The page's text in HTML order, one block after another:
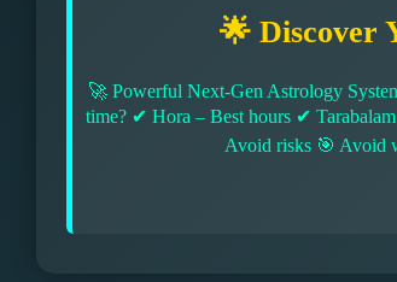
🌟 Discover
🚀 Powerful Next-Gen Astrology
time? ✔ Hora – Best hours ✔
Avoid risks 🎯 Avoid